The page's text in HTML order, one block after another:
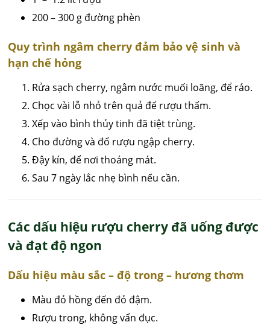
200 – 300 g đường phèn
Quy trình ngâm cherry đảm bảo vệ sinh và
hạn chế hỏng
Rửa sạch cherry, ngâm nước muối loãng, để ráo.
Chọc vài lỗ nhỏ trên quả để rượu thấm.
Xếp vào bình thủy tinh đã tiệt trùng.
Cho đường và đổ rượu ngập cherry.
Đậy kín, để nơi thoáng mát.
Sau 7 ngày lắc nhẹ bình nếu cần.
Các dấu hiệu rượu cherry đã uống được
và đạt độ ngon
Dấu hiệu màu sắc – độ trong – hương thơm
Màu đỏ hồng đến đỏ đậm.
Rượu trong, không vẩn đục.